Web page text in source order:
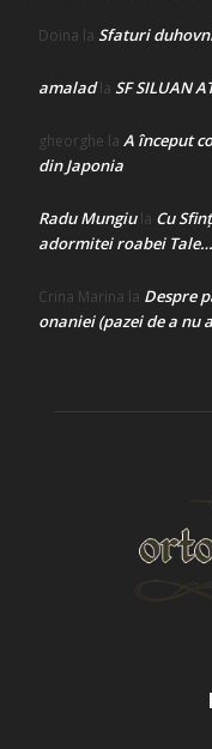
Doina la Sfaturi
amaladla SF SILUAN
gheorghe la A început
din Japonia
Radu Mungiula Cu
adormitei roabei Tale…
Crina Marina la Despre
onaniei (pazei de a nu